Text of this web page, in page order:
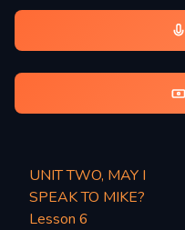
UNIT TWO, MAY I
SPEAK TO MIKE?
Lesson 6